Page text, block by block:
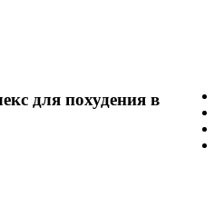
для похудения в